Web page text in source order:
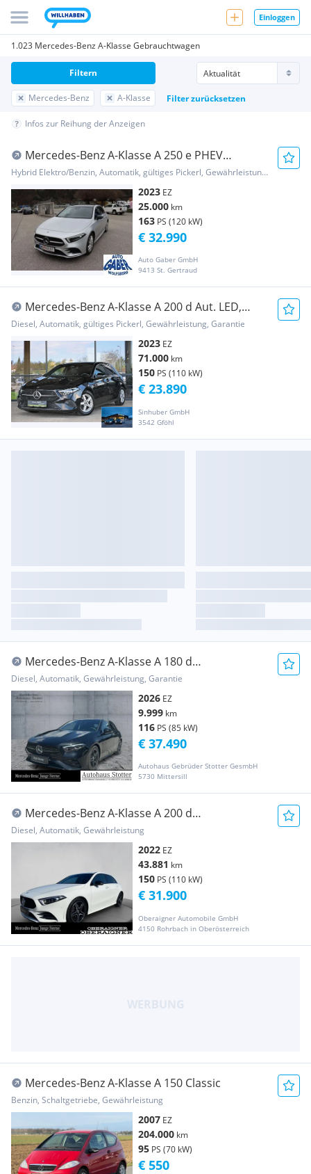
Einloggen
1.023 Mercedes-Benz A-Klasse Gebrauchtwagen
Mercedes-Benz A-Klasse Filter zurücksetzen
Filtern
Infos zur Reihung der Anzeigen
Mercedes-Benz A-Klasse A 250 e PHEV
11,6kWh Aut. AMG LINE
Hybrid Elektro/Benzin, Automatik, gültiges Pickerl, Gewährleistung, Garantie
2023 EZ
25.000 km
163 PS (120 kW)
Auto Gaber GmbH
9413 St. Gertraud
€ 32.990
Mercedes-Benz A-Klasse A 200 d Aut. LED,
Navi, Kamera, Spurhalte, Dach...
Diesel, Automatik, gültiges Pickerl, Gewährleistung, Garantie
2023 EZ
71.000 km
150 PS (110 kW)
Sinhuber GmbH
3542 Gföhl
€ 23.890
Mercedes-Benz A-Klasse A 180 d
Kompaktlimousine *AMG*Night*Mbeam*SHZ*
Diesel, Automatik, Gewährleistung, Garantie
2026 EZ
9.999 km
116 PS (85 kW)
Autohaus Gebrüder Stotter GesmbH
5730 Mittersill
€ 37.490
Mercedes-Benz A-Klasse A 200 d
Kompaktlimousine AMG Line Shz Distr Ambi
Diesel, Automatik, Gewährleistung
2022 EZ
43.881 km
150 PS (110 kW)
Oberaigner Automobile GmbH
4150 Rohrbach in Oberösterreich
€ 31.900
Mercedes-Benz A-Klasse A 150 Classic
Benzin, Schaltgetriebe, Gewährleistung
2007 EZ
204.000 km
95 PS (70 kW)
€ 550